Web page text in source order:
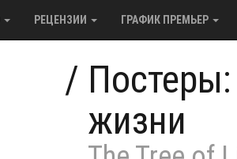
РЕЦЕНЗИИ ГРАФИК ПРЕМЬЕР
/
жизни